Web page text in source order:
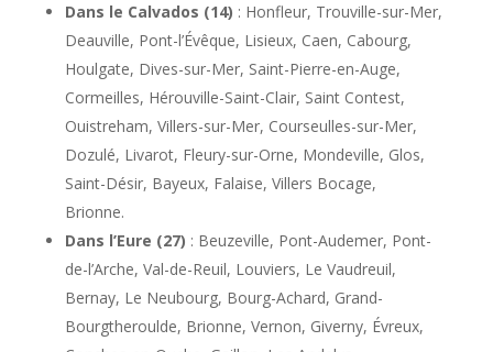
Dans le Calvados (14) : Honfleur, Trouville-sur-Mer,
Deauville, Pont-l’Évêque, Lisieux, Caen, Cabourg,
Houlgate, Dives-sur-Mer, Saint-Pierre-en-Auge,
Cormeilles, Hérouville-Saint-Clair, Saint Contest,
Ouistreham, Villers-sur-Mer, Courseulles-sur-Mer,
Dozulé, Livarot, Fleury-sur-Orne, Mondeville, Glos,
Saint-Désir, Bayeux, Falaise, Villers Bocage,
Brionne.
Dans l’Eure (27) : Beuzeville, Pont-Audemer, Pont-
de-l’Arche, Val-de-Reuil, Louviers, Le Vaudreuil,
Bernay, Le Neubourg, Bourg-Achard, Grand-
Bourgtheroulde, Brionne, Vernon, Giverny, Évreux,